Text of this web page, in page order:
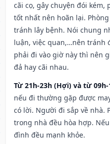
cãi cọ, gây chuyện đói
tốt nhất nên hoãn lại.
tránh lây bệnh. Nói chung
luận, việc quan,…nên tránh
phải đi vào giờ này thì nên
đả hay cãi nhau.
Từ 21h-23h (Hợi) và từ 09h-
nếu đi thường gặp được
có lời. Người đi sắp về nhà.
trong nhà đều hòa hợp.
đình đều mạnh khỏe.